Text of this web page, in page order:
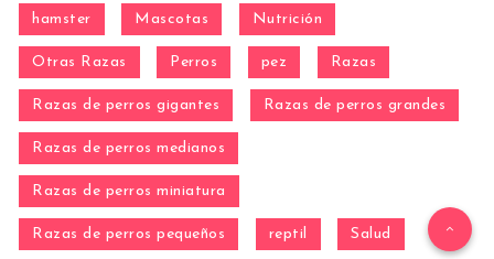
hamster Mascotas Nutrición
Otras Razas Perros pez Razas
Razas de perros gigantes Razas de perros grandes
Razas de perros medianos
Razas de perros miniatura
Razas de perros pequeños reptil Salud